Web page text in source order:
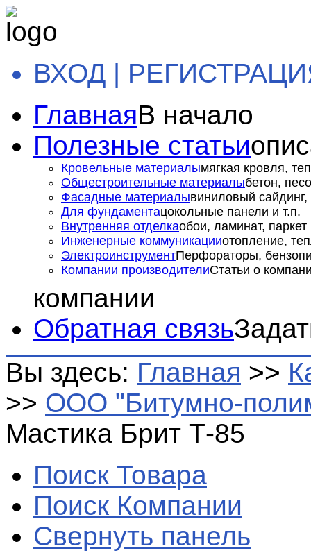
ВХОД |
ГлавнаяВ начало
Полезные статьи
Кровельные материалымягкая кровля,
Общестроительные материалыбетон,
Фасадные материалывиниловый сайдинг,
Для фундаментацокольные панели и т.п.
Внутренняя отделкаобои, ламинат, паркет
Инженерные коммуникацииотопление,
ЭлектроинструментПерфораторы,
Компании производителиСтатьи о
компании
Обратная связь
Вы здесь: Главная >>
>> ООО "Битумно-
Мастика Брит Т-85
Поиск Товара
Поиск Компании
Свернуть панель